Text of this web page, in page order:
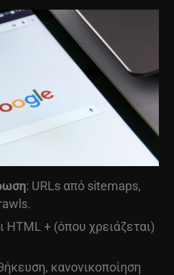
: URLs από sitemaps,
HTML + (όπου χρειάζεται)
κανονικοποίηση